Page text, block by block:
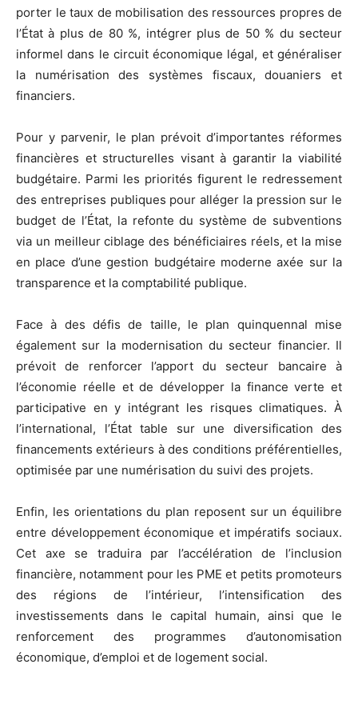
porter le taux de mobilisation des ressources propres de
l’État à plus de 80 %, intégrer plus de 50 % du secteur
informel dans le circuit économique légal, et généraliser
la numérisation des systèmes fiscaux, douaniers et
financiers.
Pour y parvenir, le plan prévoit d’importantes réformes
financières et structurelles visant à garantir la viabilité
budgétaire. Parmi les priorités figurent le redressement
des entreprises publiques pour alléger la pression sur le
budget de l’État, la refonte du système de subventions
via un meilleur ciblage des bénéficiaires réels, et la mise
en place d’une gestion budgétaire moderne axée sur la
transparence et la comptabilité publique.
Face à des défis de taille, le plan quinquennal mise
également sur la modernisation du secteur financier. Il
prévoit de renforcer l’apport du secteur bancaire à
l’économie réelle et de développer la finance verte et
participative en y intégrant les risques climatiques. À
l’international, l’État table sur une diversification des
financements extérieurs à des conditions préférentielles,
optimisée par une numérisation du suivi des projets.
Enfin, les orientations du plan reposent sur un équilibre
entre développement économique et impératifs sociaux.
Cet axe se traduira par l’accélération de l’inclusion
financière, notamment pour les PME et petits promoteurs
des régions de l’intérieur, l’intensification des
investissements dans le capital humain, ainsi que le
renforcement des programmes d’autonomisation
économique, d’emploi et de logement social.